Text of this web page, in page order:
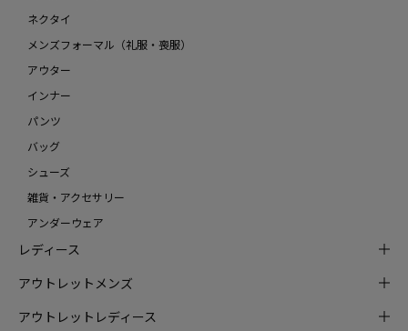
ネクタイ
メンズフォーマル（礼服・喪服）
アウター
インナー
パンツ
バッグ
シューズ
雑貨・アクセサリー
アンダーウェア
レディース
アウトレットメンズ
アウトレットレディース